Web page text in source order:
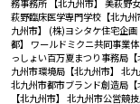
務事務所 【北九州市】 美萩野
萩野臨床医学専門学校【北九州
九州市】 (株)ヨシタケ住宅企画
都】 ワールドミクニ共同事業体
っしょい百万夏まつり事務局【
九州市環境局【北九州市】 北
北九州市都市ブランド創造局【
【北九州市】 北九州市公営競技